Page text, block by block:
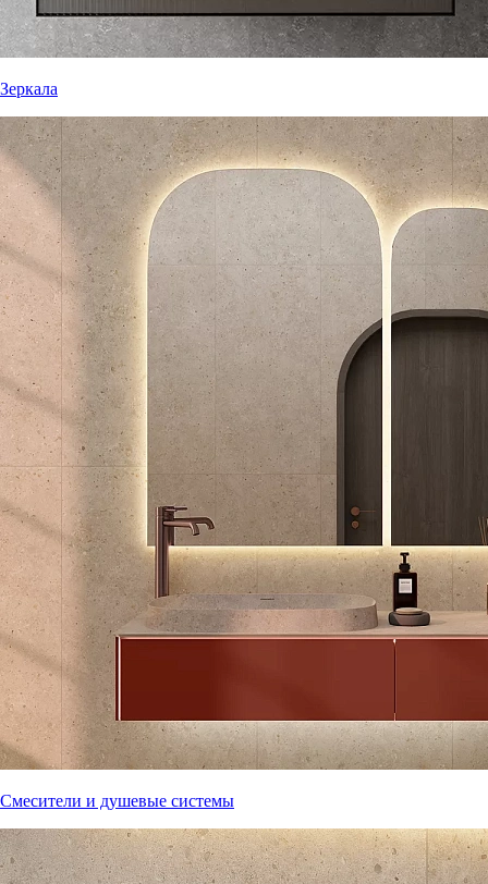
Зеркала
Смесители и душевые системы